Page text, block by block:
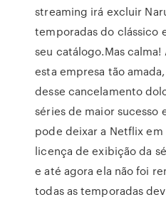
streaming irá excluir
temporadas do clássico
seu catálogo.Mas
esta empresa tão
desse cancelamento
séries de maior sucesso
pode deixar a Netflix
licença de exibição da
e até agora ela não foi
todas as temporadas